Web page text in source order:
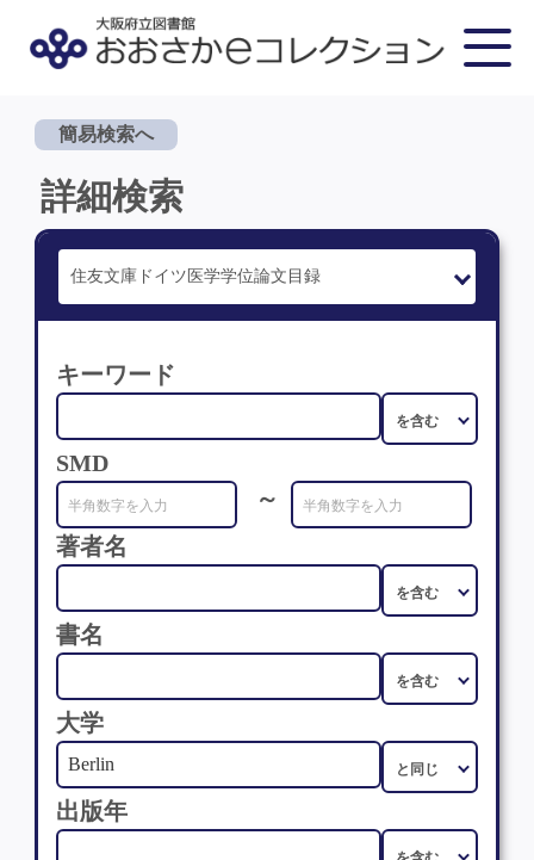
簡易検索へ
詳細検索
キーワード
SMD
～
著者名
書名
大学
出版年